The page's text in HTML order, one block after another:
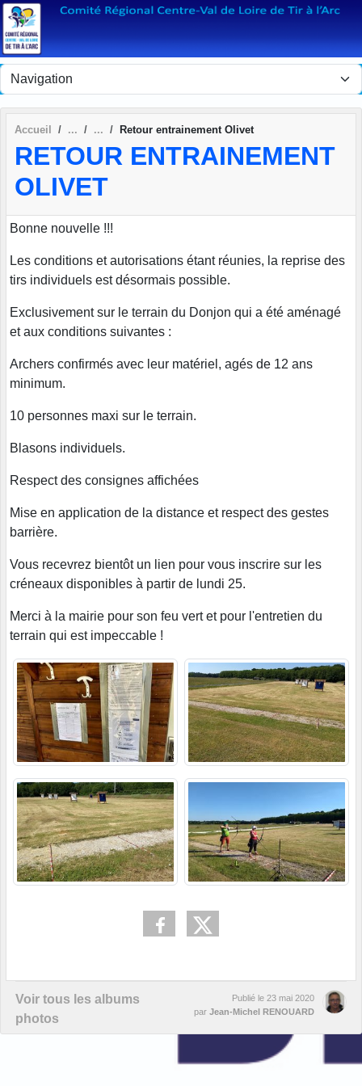
Accueil Retour entrainement Olivet
RETOUR ENTRAINEMENT
OLIVET
Bonne nouvelle !!!
Les conditions et autorisations étant réunies, la reprise des
tirs individuels est désormais possible.
Exclusivement sur le terrain du Donjon qui a été aménagé
et aux conditions suivantes :
Archers confirmés avec leur matériel, agés de 12 ans
minimum.
10 personnes maxi sur le terrain.
Blasons individuels.
Respect des consignes affichées
Mise en application de la distance et respect des gestes
barrière.
Vous recevrez bientôt un lien pour vous inscrire sur les
créneaux disponibles à partir de lundi 25.
Merci à la mairie pour son feu vert et pour l'entretien du
terrain qui est impeccable !
Voir tous les albums
photos
Publié le 23 mai 2020
par Jean-Michel RENOUARD
Panneau de gestion des cookies